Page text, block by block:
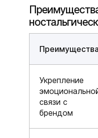
Преимущества
Укрепление
связи с
брендом